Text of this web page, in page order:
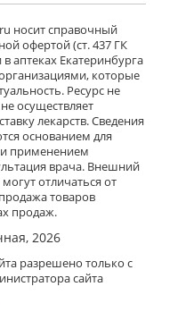
носит справочный
офертой (ст. 437 ГК
аптеках Екатеринбурга
которые
Ресурс не
осуществляет
лекарств. Сведения
основанием для
применением
врача. Внешний
отличаться от
товаров
продаж.
2026
разрешено только с
сайта